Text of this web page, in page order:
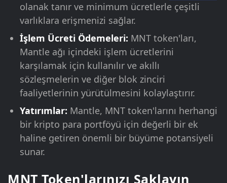
olanak tanır ve minimum ücretlerle çeşitli
varlıklara erişmenizi sağlar.
İşlem Ücreti Ödemeleri: MNT token'ları,
Mantle ağı içindeki işlem ücretlerini
karşılamak için kullanılır ve akıllı
sözleşmelerin ve diğer blok zinciri
faaliyetlerinin yürütülmesini kolaylaştırır.
Yatırımlar: Mantle, MNT token'larını herhangi
bir kripto para portföyü için değerli bir ek
haline getiren önemli bir büyüme potansiyeli
sunar.
MNT Token'larınızı Saklayın